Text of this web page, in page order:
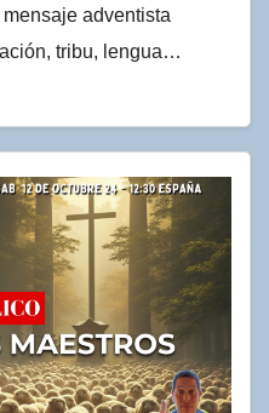
mensaje adventista
tribu, lengua…